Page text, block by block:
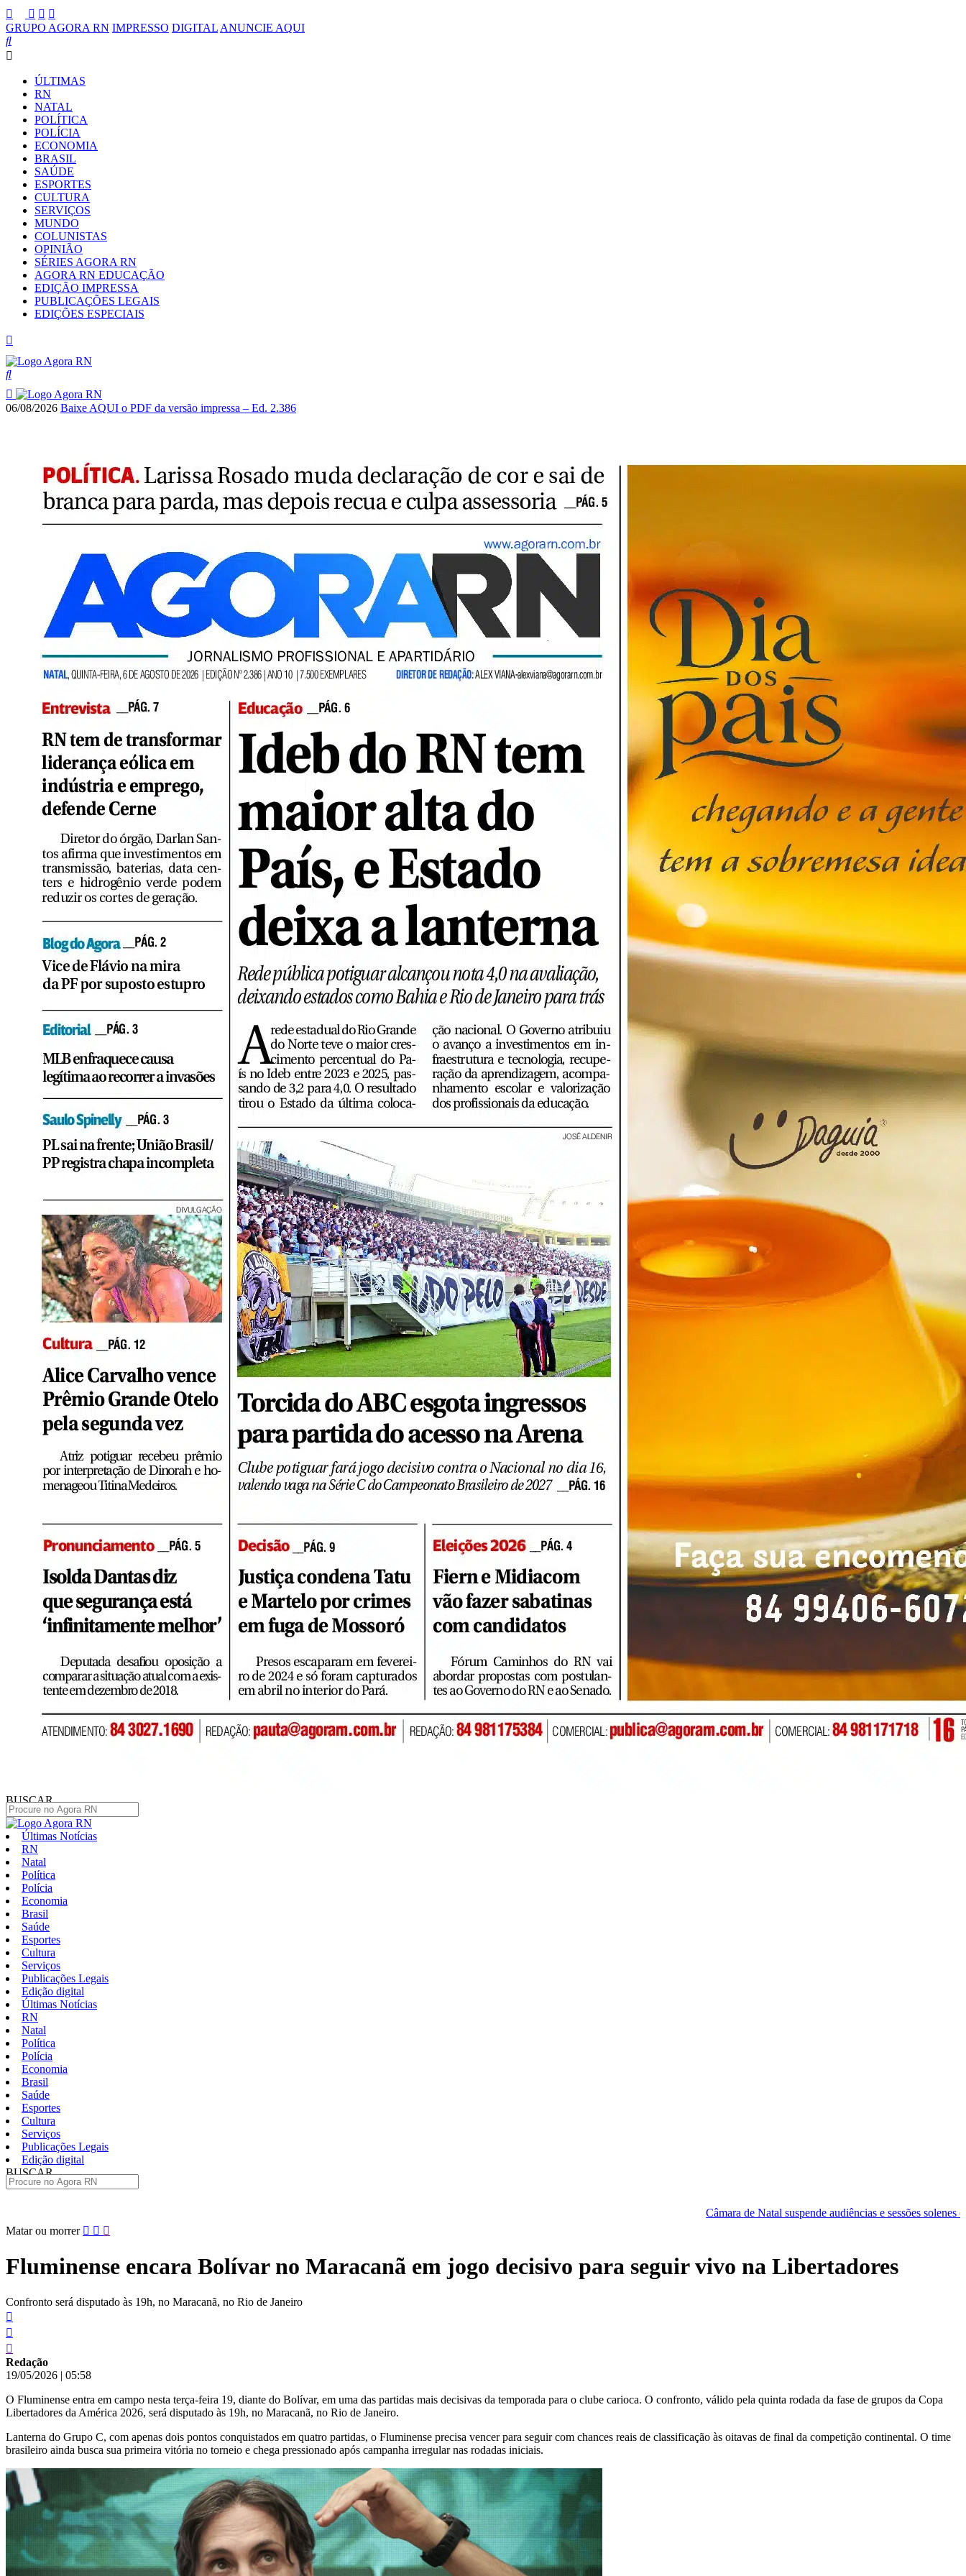
GRUPO AGORA RN IMPRESSO DIGITAL ANUNCIE AQUI
ÚLTIMAS
RN
NATAL
POLÍTICA
POLÍCIA
ECONOMIA
BRASIL
SAÚDE
ESPORTES
CULTURA
SERVIÇOS
MUNDO
COLUNISTAS
OPINIÃO
SÉRIES AGORA RN
AGORA RN EDUCAÇÃO
EDIÇÃO IMPRESSA
PUBLICAÇÕES LEGAIS
EDIÇÕES ESPECIAIS
06/08/2026 Baixe AQUI o PDF da versão impressa – Ed. 2.386
BUSCAR
Últimas Notícias
RN
Natal
Política
Polícia
Economia
Brasil
Saúde
Esportes
Cultura
Serviços
Publicações Legais
Edição digital
Últimas Notícias
RN
Natal
Política
Polícia
Economia
Brasil
Saúde
Esportes
Cultura
Serviços
Publicações Legais
Edição digital
BUSCAR
Câmara de Natal suspende audiências e sessões solenes durante campanha
Pular
conteúdo
Matar ou morrer
Fluminense encara Bolívar no Maracanã em jogo decisivo para seguir vivo na Libertadores
Confronto será disputado às 19h, no Maracanã, no Rio de Janeiro
Redação
19/05/2026 | 05:58
O Fluminense entra em campo nesta terça-feira 19, diante do Bolívar, em uma das partidas mais decisivas da temporada para o clube carioca. O confronto, válido pela quinta rodada da fase de grupos da Copa
Libertadores da América 2026, será disputado às 19h, no Maracanã, no Rio de Janeiro.
Lanterna do Grupo C, com apenas dois pontos conquistados em quatro partidas, o Fluminense precisa vencer para seguir com chances reais de classificação às oitavas de final da competição continental. O time
brasileiro ainda busca sua primeira vitória no torneio e chega pressionado após campanha irregular nas rodadas iniciais.